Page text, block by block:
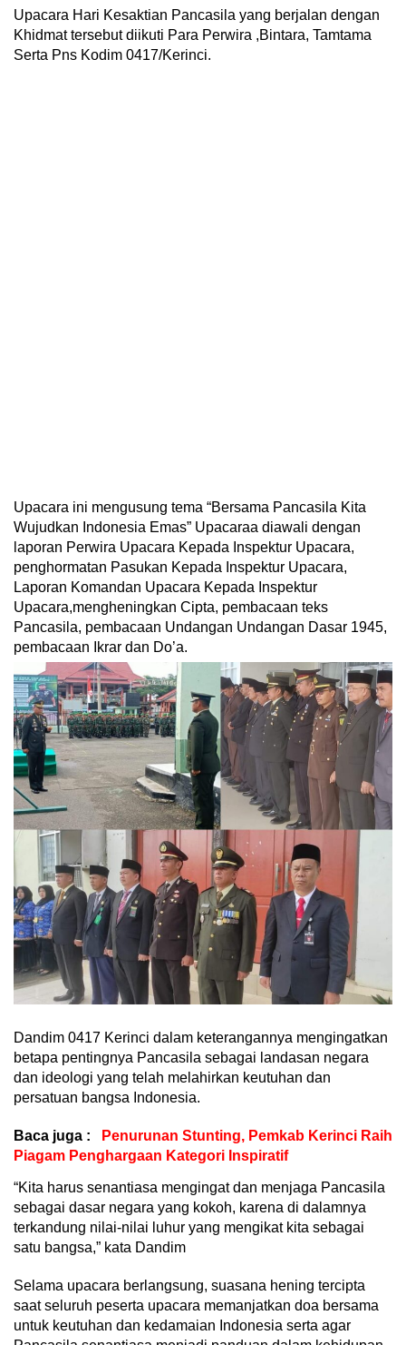
Upacara Hari Kesaktian Pancasila yang berjalan dengan
Khidmat tersebut diikuti Para Perwira ,Bintara, Tamtama
Serta Pns Kodim 0417/Kerinci.
Upacara ini mengusung tema “Bersama Pancasila Kita
Wujudkan Indonesia Emas” Upacaraa diawali dengan
laporan Perwira Upacara Kepada Inspektur Upacara,
penghormatan Pasukan Kepada Inspektur Upacara,
Laporan Komandan Upacara Kepada Inspektur
Upacara,mengheningkan Cipta, pembacaan teks
Pancasila, pembacaan Undangan Undangan Dasar 1945,
pembacaan Ikrar dan Do’a.
Dandim 0417 Kerinci dalam keterangannya mengingatkan
betapa pentingnya Pancasila sebagai landasan negara
dan ideologi yang telah melahirkan keutuhan dan
persatuan bangsa Indonesia.
Baca juga :
Penurunan Stunting, Pemkab Kerinci Raih
Piagam Penghargaan Kategori Inspiratif
“Kita harus senantiasa mengingat dan menjaga Pancasila
sebagai dasar negara yang kokoh, karena di dalamnya
terkandung nilai-nilai luhur yang mengikat kita sebagai
satu bangsa,” kata Dandim
Selama upacara berlangsung, suasana hening tercipta
saat seluruh peserta upacara memanjatkan doa bersama
untuk keutuhan dan kedamaian Indonesia serta agar